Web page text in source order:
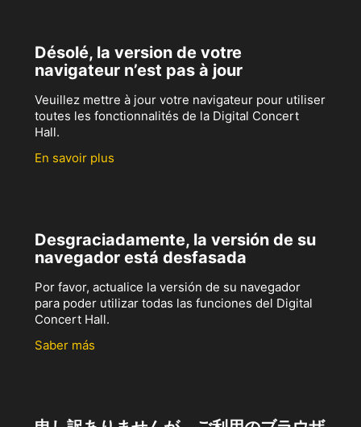
Désolé, la version de votre
navigateur n’est pas à jour
Veuillez mettre à jour votre navigateur pour utiliser
toutes les fonctionnalités de la Digital Concert
Hall.
En savoir plus
Desgraciadamente, la versión de su
navegador está desfasada
Por favor, actualice la versión de su navegador
para poder utilizar todas las funciones del Digital
Concert Hall.
Saber más